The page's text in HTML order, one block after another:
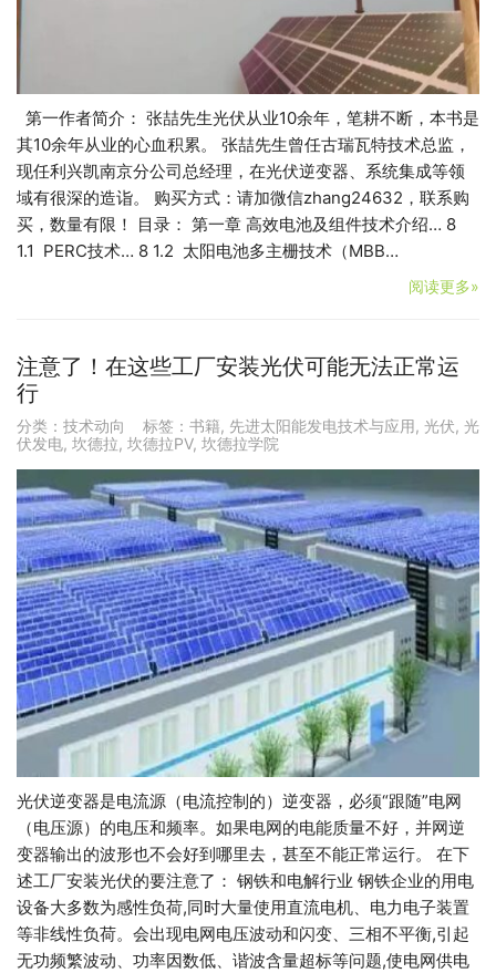
第一作者简介： 张喆先生光伏从业10余年，笔耕不断，本书是
其10余年从业的心血积累。 张喆先生曾任古瑞瓦特技术总监，
现任利兴凯南京分公司总经理，在光伏逆变器、系统集成等领
域有很深的造诣。 购买方式：请加微信zhang24632，联系购
买，数量有限！ 目录： 第一章 高效电池及组件技术介绍… 8
1.1 PERC技术… 8 1.2 太阳电池多主栅技术（MBB…
阅读更多»
注意了！在这些工厂安装光伏可能无法正常运
行
分类： 技术动向 标签： 书籍, 先进太阳能发电技术与应用, 光伏, 光
伏发电, 坎德拉, 坎德拉PV, 坎德拉学院
光伏逆变器是电流源（电流控制的）逆变器，必须“跟随”电网
（电压源）的电压和频率。如果电网的电能质量不好，并网逆
变器输出的波形也不会好到哪里去，甚至不能正常运行。 在下
述工厂安装光伏的要注意了： 钢铁和电解行业 钢铁企业的用电
设备大多数为感性负荷,同时大量使用直流电机、电力电子装置
等非线性负荷。会出现电网电压波动和闪变、三相不平衡,引起
无功频繁波动、功率因数低、谐波含量超标等问题,使电网供电